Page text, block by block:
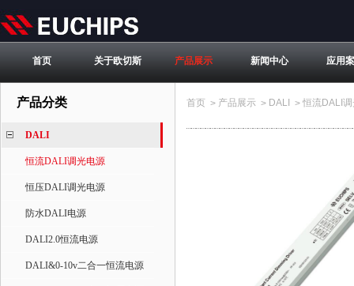
首页 关于欧切斯 产品展示 新闻中心 应用
产品分类
DALI
恒流DALI调光电源
恒压DALI调光电源
防水DALI电源
DALI2.0恒流电源
DALI&0-10v二合一恒流电源
首页 > 产品展示 > DALI > 恒流DALI